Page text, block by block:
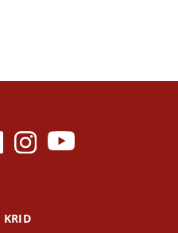
KRID